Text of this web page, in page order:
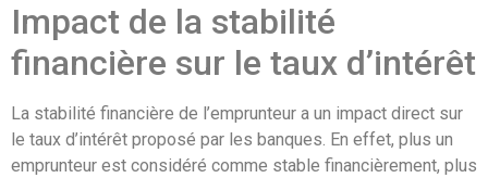
Impact de la stabilité
financière sur le taux d’intérêt
La stabilité financière de l’emprunteur a un impact direct sur
le taux d’intérêt proposé par les banques. En effet, plus un
emprunteur est considéré comme stable financièrement, plus